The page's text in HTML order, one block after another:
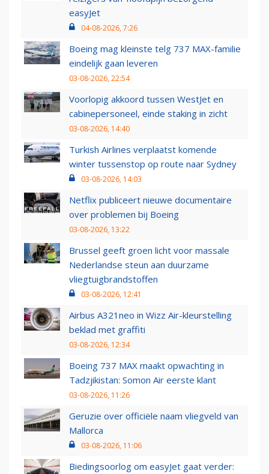
easyJet
04-08-2026, 7:26
Boeing mag kleinste telg 737 MAX-familie
eindelijk gaan leveren
03-08-2026, 22:54
Voorlopig akkoord tussen WestJet en
cabinepersoneel, einde staking in zicht
03-08-2026, 14:40
Turkish Airlines verplaatst komende
winter tussenstop op route naar Sydney
03-08-2026, 14:03
Netflix publiceert nieuwe documentaire
over problemen bij Boeing
03-08-2026, 13:22
Brussel geeft groen licht voor massale
Nederlandse steun aan duurzame
vliegtuigbrandstoffen
03-08-2026, 12:41
Airbus A321neo in Wizz Air-kleurstelling
beklad met graffiti
03-08-2026, 12:34
Boeing 737 MAX maakt opwachting in
Tadzjikistan: Somon Air eerste klant
03-08-2026, 11:26
Geruzie over officiële naam vliegveld van
Mallorca
03-08-2026, 11:06
Biedingsoorlog om easyJet gaat verder: